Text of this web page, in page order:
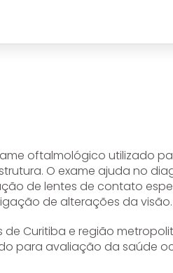
oftalmológico utilizado
O exame ajuda no
de lentes de contato
de alterações da visão.
de Curitiba e região
para avaliação da saúde